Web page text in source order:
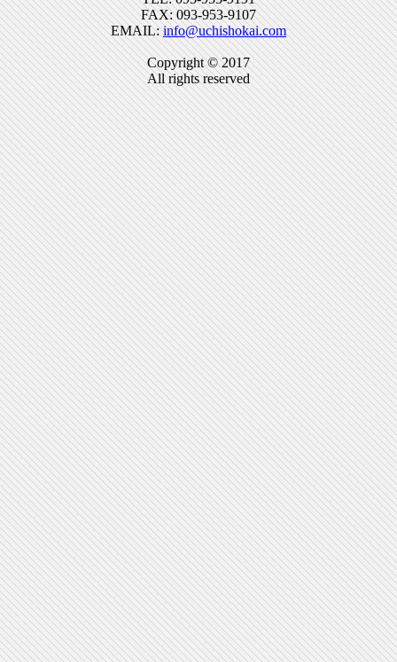
FAX: 093-953-9107
EMAIL:info@uchishokai.com
Copyright © 2017
All rights reserved